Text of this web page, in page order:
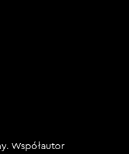
Współautor